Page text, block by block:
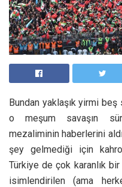
Bundan yaklaşık yirmi
o meşum savaşın
mezaliminin haberlerini
şey gelmediği için
Türkiye de çok karanlık
isimlendirilen (ama